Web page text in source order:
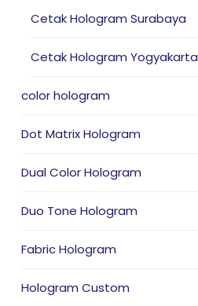
Cetak Hologram Surabaya
Cetak Hologram Yogyakarta
color hologram
Dot Matrix Hologram
Dual Color Hologram
Duo Tone Hologram
Fabric Hologram
Hologram Custom